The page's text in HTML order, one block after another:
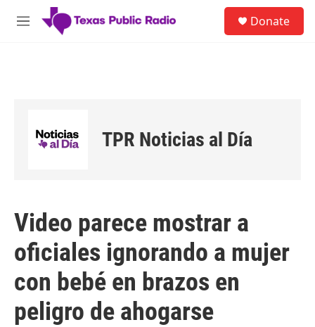
Skip to main content
M
Donate
TPR Noticias al Día
Video parece mostrar a
oficiales ignorando a mujer
con bebé en brazos en
peligro de ahogarse